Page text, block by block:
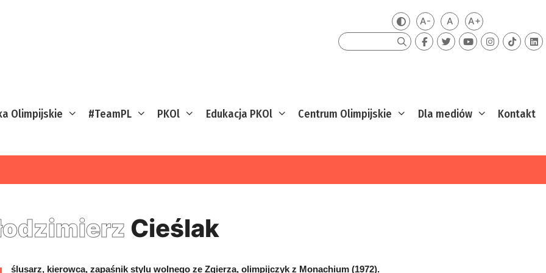
Zmień kontrast
A-Mniejsza czcionka
ADomyślna czcionka
A+Większa
Szukaj
Olimpijskie #TeamPL PKOl Edukacja PKOl Centrum Olimpijskie Dla mediów Kontakt
Cieślak
ślusarz, kierowca, zapaśnik stylu wolnego ze Zgierza, olimpijczyk z Monachium (1972).